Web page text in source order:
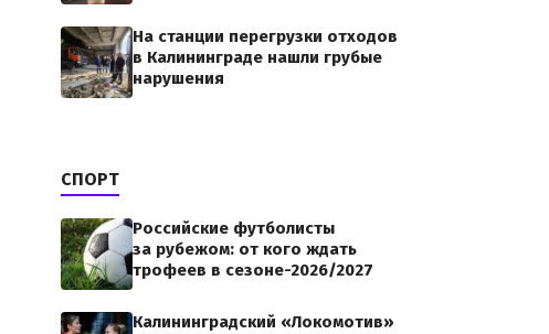
На станции перегрузки отходов
в Калининграде нашли грубые
нарушения
СПОРТ
Российские футболисты
за рубежом: от кого ждать
трофеев в сезоне-2026/2027
Калининградский «Локомотив»